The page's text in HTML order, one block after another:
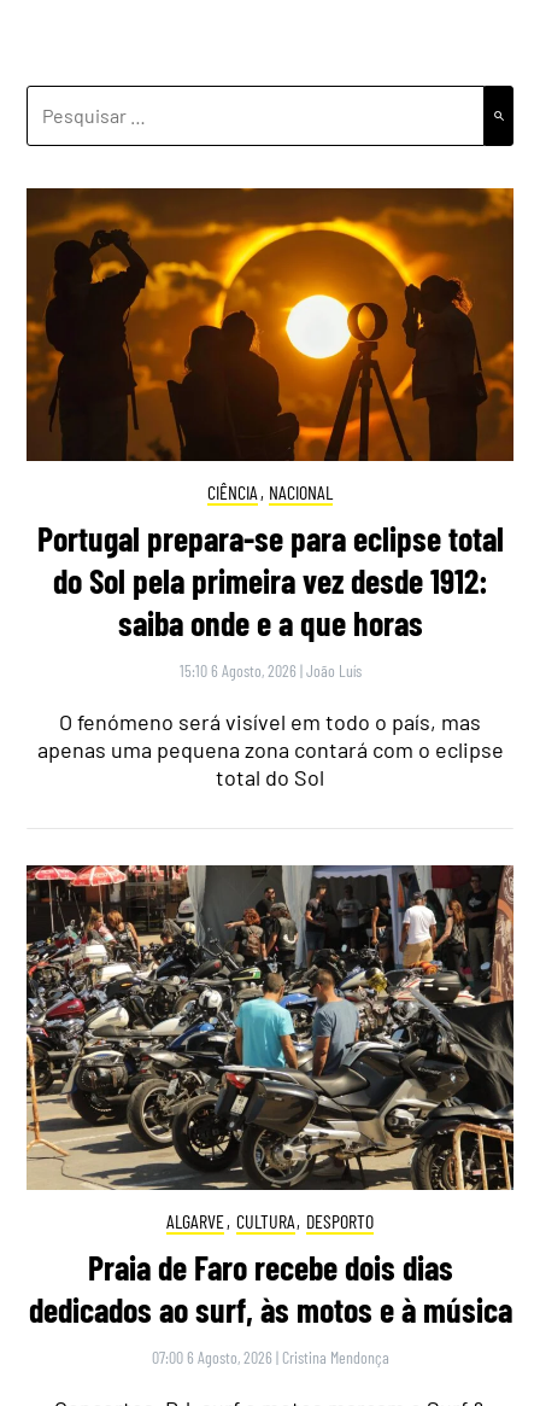
CIÊNCIA , NACIONAL
Portugal prepara-se para eclipse total
do Sol pela primeira vez desde 1912:
saiba onde e a que horas
15:10 6 Agosto, 2026 |João Luís
O fenómeno será visível em todo o país, mas
apenas uma pequena zona contará com o eclipse
total do Sol
ALGARVE, CULTURA, DESPORTO
Praia de Faro recebe dois dias
dedicados ao surf, às motos e à música
07:00 6 Agosto, 2026 | Cristina Mendonça